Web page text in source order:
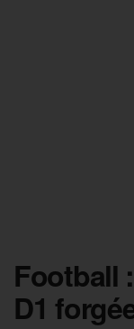
Football
D1